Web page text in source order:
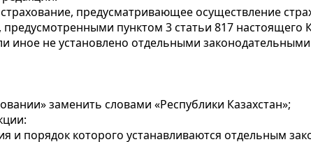
предусматривающее осуществление
пунктом 3 статьи 817 настоящего
иное не установлено отдельными
заменить словами «Республики Казахстан»;
и порядок которого устанавливаются отдельным